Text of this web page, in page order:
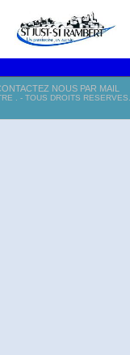
NOUS PAR MAIL
. - TOUS DROITS RESERVES.